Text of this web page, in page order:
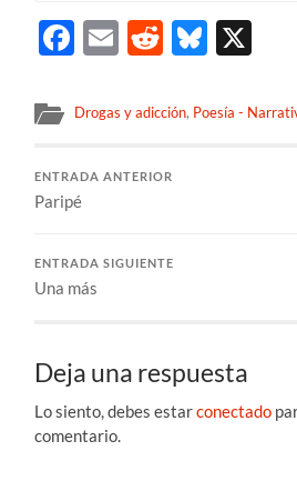
Facebook
EmailReddit
Drogas y adicción, Poesía -
ENTRADA ANTERIOR
Paripé
ENTRADA SIGUIENTE
Una más
Deja una respuesta
Lo siento, debes estarconectado
comentario.